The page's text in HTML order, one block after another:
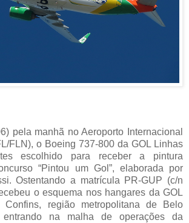
pela manhã no Aeroporto Internacional
FLN), o Boeing 737-800 da GOL Linhas
escolhido para receber a pintura
“Pintou um Gol”, elaborada por
Ostentando a matrícula PR-GUP (c/n
o esquema nos hangares da GOL
Confins, região metropolitana de Belo
entrando na malha de operações da